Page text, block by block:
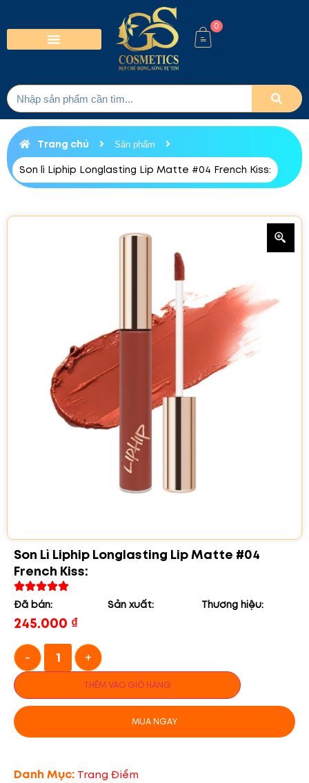
0
Trang chủ Sản phẩm
Son lì Liphip Longlasting Lip Matte #04 French Kiss:
Son Lì Liphip Longlasting Lip Matte #04
French Kiss:
Đã bán: Sản xuất: Thương hiệu:
245.000 ₫
- +
THÊM VÀO GIỎ HÀNG
MUA NGAY
Danh Mục: Trang Điểm